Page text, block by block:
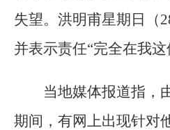
失望。洪明甫星期日（
并表示责任“完全在我这
当地媒体报道指，
期间，有网上出现针对